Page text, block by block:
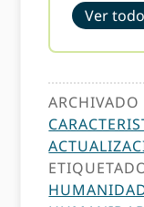
Ver